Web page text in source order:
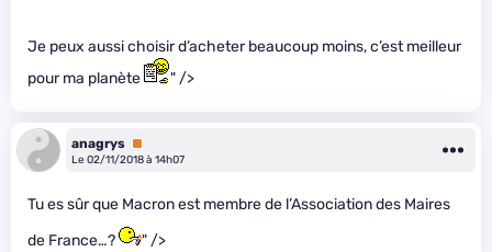
Je peux aussi choisir d’acheter beaucoup moins, c’est meilleur
pour ma planète
" />
anagrys Premium
Le 02/11/2018 à 14h07
Tu es sûr que Macron est membre de l’Association des Maires
de France…?
" />